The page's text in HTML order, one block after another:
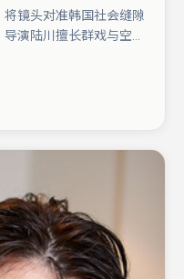
将镜头对准韩国社会缝隙
演陆川擅长群戏与空间
·德赖弗则以细节塑造
与清晰主线，这部作品